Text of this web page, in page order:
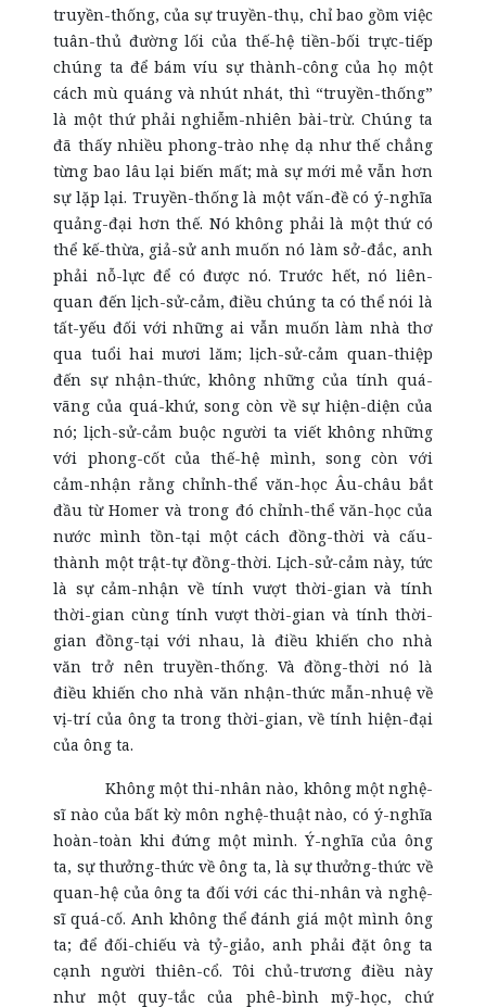
truyền-thống, của sự truyền-thụ, chỉ bao gồm việc
tuân-thủ đường lối của thế-hệ tiền-bối trực-tiếp
chúng ta để bám víu sự thành-công của họ một
cách mù quáng và nhút nhát, thì “truyền-thống”
là một thứ phải nghiễm-nhiên bài-trừ. Chúng ta
đã thấy nhiều phong-trào nhẹ dạ như thế chẳng
từng bao lâu lại biến mất; mà sự mới mẻ vẫn hơn
sự lặp lại. Truyền-thống là một vấn-đề có ý-nghĩa
quảng-đại hơn thế. Nó không phải là một thứ có
thể kế-thừa, giả-sử anh muốn nó làm sở-đắc, anh
phải nỗ-lực để có được nó. Trước hết, nó liên-
quan đến lịch-sử-cảm, điều chúng ta có thể nói là
tất-yếu đối với những ai vẫn muốn làm nhà thơ
qua tuổi hai mươi lăm; lịch-sử-cảm quan-thiệp
đến sự nhận-thức, không những của tính quá-
vãng của quá-khứ, song còn về sự hiện-diện của
nó; lịch-sử-cảm buộc người ta viết không những
với phong-cốt của thế-hệ mình, song còn với
cảm-nhận rằng chỉnh-thể văn-học Âu-châu bắt
đầu từ Homer và trong đó chỉnh-thể văn-học của
nước mình tồn-tại một cách đồng-thời và cấu-
thành một trật-tự đồng-thời. Lịch-sử-cảm này, tức
là sự cảm-nhận về tính vượt thời-gian và tính
thời-gian cùng tính vượt thời-gian và tính thời-
gian đồng-tại với nhau, là điều khiến cho nhà
văn trở nên truyền-thống. Và đồng-thời nó là
điều khiến cho nhà văn nhận-thức mẫn-nhuệ về
vị-trí của ông ta trong thời-gian, về tính hiện-đại
của ông ta.
Không một thi-nhân nào, không một nghệ-
sĩ nào của bất kỳ môn nghệ-thuật nào, có ý-nghĩa
hoàn-toàn khi đứng một mình. Ý-nghĩa của ông
ta, sự thưởng-thức về ông ta, là sự thưởng-thức về
quan-hệ của ông ta đối với các thi-nhân và nghệ-
sĩ quá-cố. Anh không thể đánh giá một mình ông
ta; để đối-chiếu và tỷ-giảo, anh phải đặt ông ta
cạnh người thiên-cổ. Tôi chủ-trương điều này
như một quy-tắc của phê-bình mỹ-học, chứ